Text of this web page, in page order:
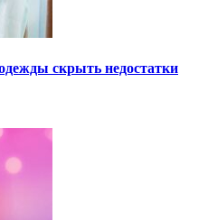
скрыть недостатки